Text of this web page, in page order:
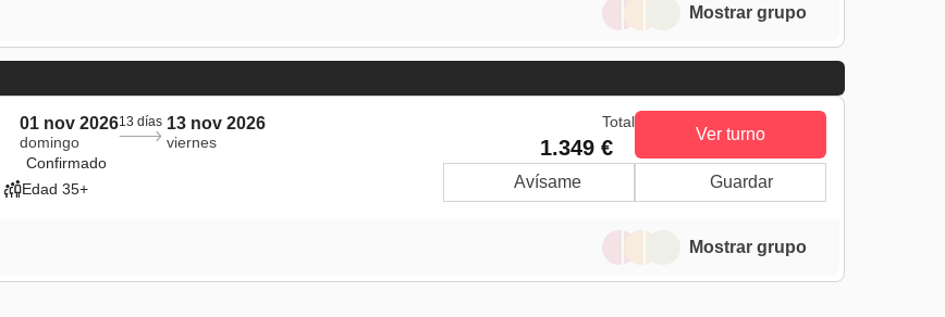
Mostrar grupo
01 nov 2026
domingo
13 días 13 nov 2026
viernes
Confirmado
Edad 35+
Total
1.349 €
Ver turno
Avísame Guardar
Mostrar grupo